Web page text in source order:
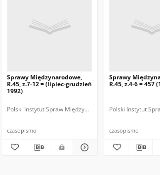
Polska. Ministerstwo Spraw
Polska Fundacja Spraw Międzynarodowych.
Sprawy Międzynarodowe,
R.45, z.7-12 = (lipiec-grudzień
1992)
Polski Instytut Spraw Międzynarodowych. Polska
czasopismo
Sprawy
R.45, z.4-6 = 457
Polski Instytut
czasopismo